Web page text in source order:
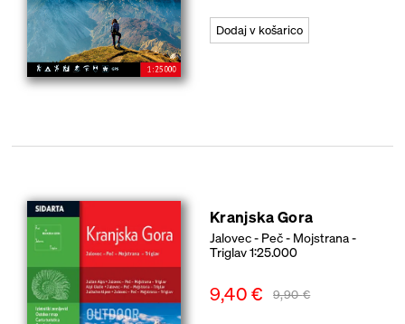
Dodaj v košarico
Kranjska Gora
Jalovec - Peč - Mojstrana -
Triglav 1:25.000
9,90€
9,40€